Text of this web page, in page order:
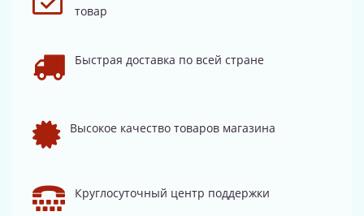
товар
Быстрая доставка по всей стране
Высокое качество товаров магазина
Круглосуточный центр поддержки